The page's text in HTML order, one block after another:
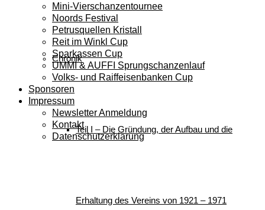
Chronik
Teil I – Die Gründung, der Aufbau und die
Erhaltung des Vereins von 1921 – 1971
Mini-Vierschanzentournee
Noords Festival
Petrusquellen Kristall
Reit im Winkl Cup
Sparkassen Cup
UMMI & AUFFI Sprungschanzenlauf
Volks- und Raiffeisenbanken Cup
Sponsoren
Impressum
Newsletter Anmeldung
Kontakt
Datenschutzerklärung